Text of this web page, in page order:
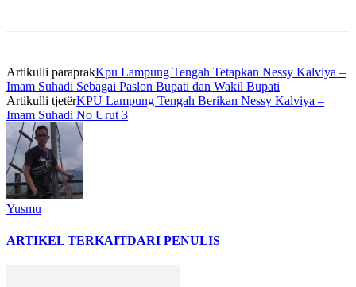
Artikulli paraprakKpu Lampung Tengah Tetapkan Nessy Kalviya –
Imam Suhadi Sebagai Paslon Bupati dan Wakil Bupati
Artikulli tjetërKPU Lampung Tengah Berikan Nessy Kalviya –
Imam Suhadi No Urut 3
Yusmu
ARTIKEL TERKAITDARI PENULIS